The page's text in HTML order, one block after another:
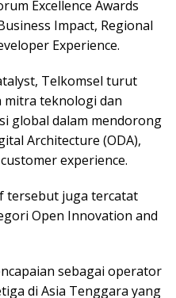
Excellence Awards
Impact, Regional
Experience.
Telkomsel turut
teknologi dan
global dalam mendorong
Architecture (ODA),
experience.
tersebut juga tercatat
Open Innovation and
sebagai operator
di Asia Tenggara yang